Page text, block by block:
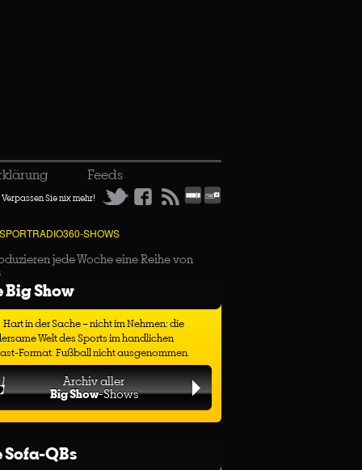
Feeds
Verpassen Sie nix mehr!
SHOWS
jede Woche eine Reihe von
Big Show
Hart in der Sache – nicht im Nehmen: die
Welt des Sports im handlichen
Format. Fußball nicht ausgenommen.
Archiv aller
Big Show-Shows
Sofa-QBs